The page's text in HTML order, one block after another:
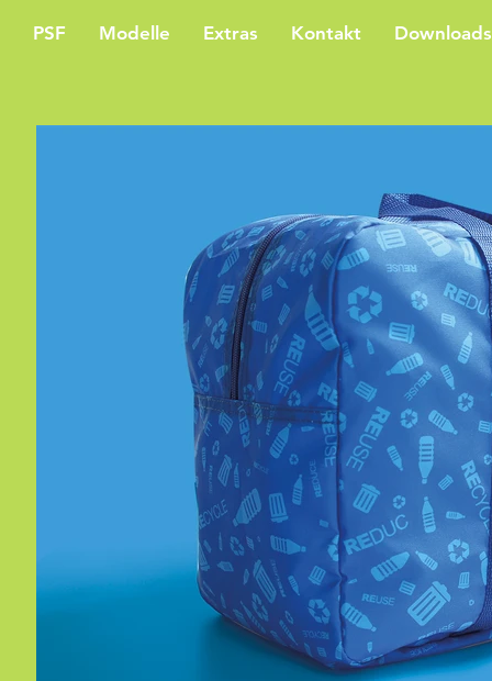
PSF Modelle Extras Kontakt Downloads